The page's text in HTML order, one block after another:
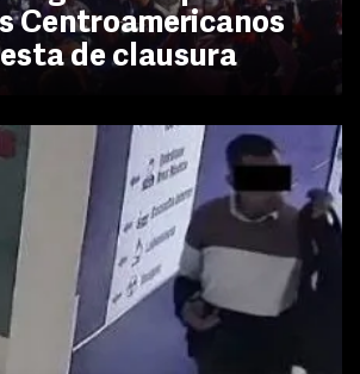
Centroamericanos
de clausura